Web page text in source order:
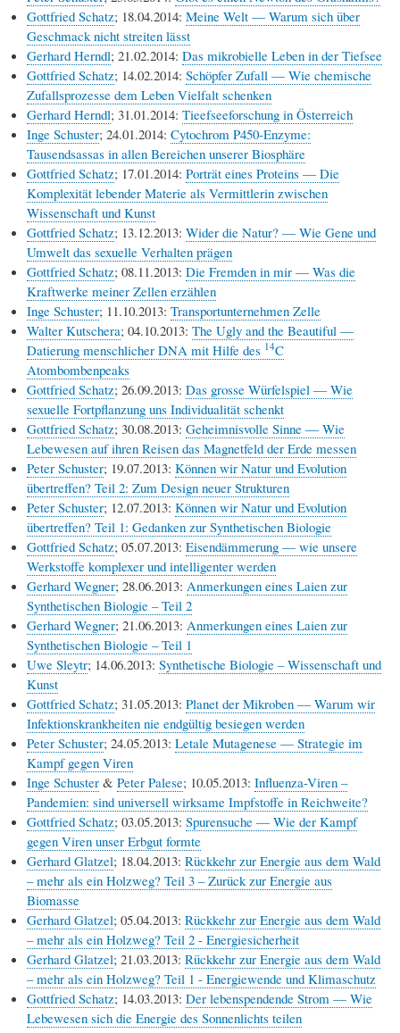
Gottfried Schatz; 18.04.2014: Meine Welt — Warum sich über
Geschmack nicht streiten lässt
Gerhard Herndl; 21.02.2014: Das mikrobielle Leben in der Tiefsee
Gottfried Schatz; 14.02.2014: Schöpfer Zufall — Wie chemische
Zufallsprozesse dem Leben Vielfalt schenken
Gerhard Herndl; 31.01.2014: Tieefseeforschung in Österreich
Inge Schuster; 24.01.2014: Cytochrom P450-Enzyme:
Tausendsassas in allen Bereichen unserer Biosphäre
Gottfried Schatz; 17.01.2014: Porträt eines Proteins — Die
Komplexität lebender Materie als Vermittlerin zwischen
Wissenschaft und Kunst
Gottfried Schatz; 13.12.2013: Wider die Natur? — Wie Gene und
Umwelt das sexuelle Verhalten prägen
Gottfried Schatz; 08.11.2013: Die Fremden in mir — Was die
Kraftwerke meiner Zellen erzählen
Inge Schuster; 11.10.2013: Transportunternehmen Zelle
Walter Kutschera; 04.10.2013: The Ugly and the Beautiful —
Datierung menschlicher DNA mit Hilfe des 14C
Atombombenpeaks
Gottfried Schatz; 26.09.2013: Das grosse Würfelspiel — Wie
sexuelle Fortpflanzung uns Individualität schenkt
Gottfried Schatz; 30.08.2013: Geheimnisvolle Sinne — Wie
Lebewesen auf ihren Reisen das Magnetfeld der Erde messen
Peter Schuster; 19.07.2013: Können wir Natur und Evolution
übertreffen? Teil 2: Zum Design neuer Strukturen
Peter Schuster; 12.07.2013: Können wir Natur und Evolution
übertreffen? Teil 1: Gedanken zur Synthetischen Biologie
Gottfried Schatz; 05.07.2013: Eisendämmerung — wie unsere
Werkstoffe komplexer und intelligenter werden
Gerhard Wegner; 28.06.2013: Anmerkungen eines Laien zur
Synthetischen Biologie – Teil 2
Gerhard Wegner; 21.06.2013: Anmerkungen eines Laien zur
Synthetischen Biologie – Teil 1
Uwe Sleytr; 14.06.2013: Synthetische Biologie – Wissenschaft und
Kunst
Gottfried Schatz; 31.05.2013: Planet der Mikroben — Warum wir
Infektionskrankheiten nie endgültig besiegen werden
Peter Schuster; 24.05.2013: Letale Mutagenese — Strategie im
Kampf gegen Viren
Inge Schuster & Peter Palese; 10.05.2013: Influenza-Viren –
Pandemien: sind universell wirksame Impfstoffe in Reichweite?
Gottfried Schatz; 03.05.2013: Spurensuche — Wie der Kampf
gegen Viren unser Erbgut formte
Gerhard Glatzel; 18.04.2013: Rückkehr zur Energie aus dem Wald
– mehr als ein Holzweg? Teil 3 – Zurück zur Energie aus
Biomasse
Gerhard Glatzel; 05.04.2013: Rückkehr zur Energie aus dem Wald
– mehr als ein Holzweg? Teil 2 - Energiesicherheit
Gerhard Glatzel; 21.03.2013: Rückkehr zur Energie aus dem Wald
– mehr als ein Holzweg? Teil 1 - Energiewende und Klimaschutz
Gottfried Schatz; 14.03.2013: Der lebenspendende Strom — Wie
Lebewesen sich die Energie des Sonnenlichts teilen